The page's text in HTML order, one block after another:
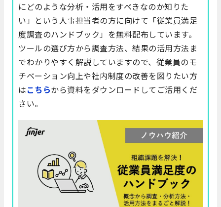
にどのような分析・活用をすべきなのか知りた
い」という人事担当者の方に向けて「従業員満足
度調査のハンドブック」を無料配布しています。
ツールの選び方から調査方法、結果の活用方法ま
でわかりやすく解説していますので、従業員のモ
チベーション向上や社内制度の改善を図りたい方
はこちらから資料をダウンロードしてご活用くだ
さい。